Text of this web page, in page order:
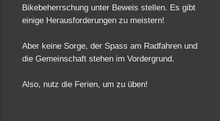
Bikebeherrschung unter Beweis stellen. Es gibt
einige Herausforderungen zu meistern!
Aber keine Sorge, der Spass am Radfahren und
die Gemeinschaft stehen im Vordergrund.
Also, nutz die Ferien, um zu üben!